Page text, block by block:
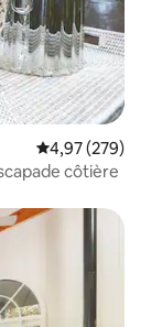
Note
4,97 (279)
côtière